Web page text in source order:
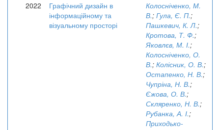
2022
Графічний дизайн в
інформаційному та
візуальному просторі
Колосніченко, М.
В.; Гула, Є. П.;
Пашкевич, К. Л.;
Кротова, Т. Ф.;
Яковлєв, М. І.;
Колосніченко, О.
В.; Колісник, О. В.;
Остапенко, Н. В.;
Чупріна, Н. В.;
Єжова, О. В.;
Скляренко, Н. В.;
Рубанка, А. І.;
Приходько-